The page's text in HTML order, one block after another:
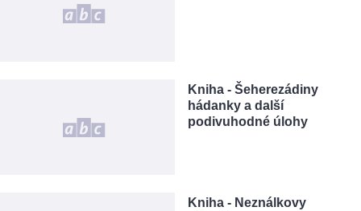
Kniha - Šeherezádiny
hádanky a další
podivuhodné úlohy
Kniha - Neználkovy